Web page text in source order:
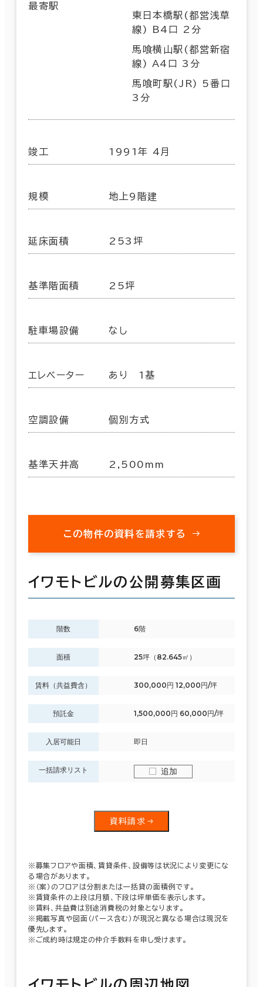
最寄駅
東日本橋駅(都営浅草
線) B4口 2分
馬喰横山駅(都営新宿
線) A4口 3分
馬喰町駅(JR) 5番口
3分
竣工 1991年 4月
規模 地上9階建
延床面積 253坪
基準階面積 25坪
駐車場設備 なし
エレベーター あり 1基
空調設備 個別方式
基準天井高 2,500mm
この物件の資料を請求する
イワモトビルの公開募集区画
階数 6階
面積 25坪（82.645㎡）
賃料（共益費含） 300,000円 12,000円/坪
預託金 1,500,000円 60,000円/坪
入居可能日 即日
一括請求リスト 追加
資料請求
※募集フロアや面積、賃貸条件、設備等は状況により変更にな
る場合があります。
※（案）のフロアは分割または一括貸の面積例です。
※賃貸条件の上段は月額、下段は坪単価を表示します。
※賃料、共益費は別途消費税の対象となります。
※掲載写真や図面（パース含む）が現況と異なる場合は現況を
優先します。
※ご成約時は規定の仲介手数料を申し受けます。